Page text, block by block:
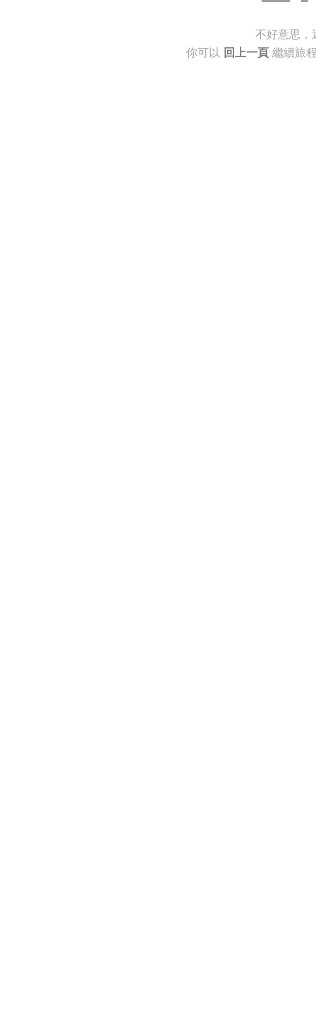
不好意思，
你可以 回上一頁 繼續旅